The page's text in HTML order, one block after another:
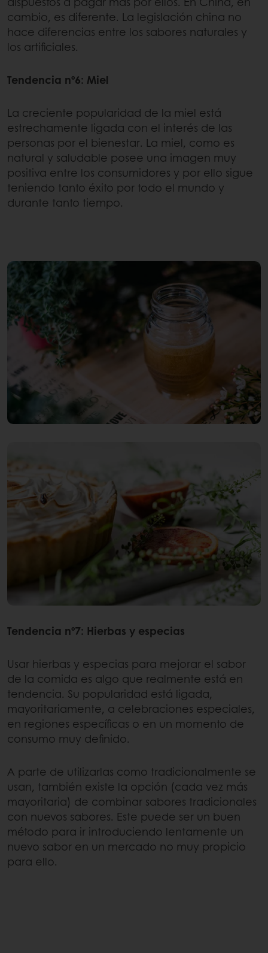
cambio, es diferente. La legislación china no
hace diferencias entre los sabores naturales y
los artificiales.
Tendencia nº6: Miel
La creciente popularidad de la miel está
estrechamente ligada con el interés de las
personas por el bienestar. La miel, como es
natural y saludable posee una imagen muy
positiva entre los consumidores y por ello sigue
teniendo tanto éxito por todo el mundo y
durante tanto tiempo.
Tendencia nº7: Hierbas y especias
Usar hierbas y especias para mejorar el sabor
de la comida es algo que realmente está en
tendencia. Su popularidad está ligada,
mayoritariamente, a celebraciones especiales,
en regiones específicas o en un momento de
consumo muy definido.
A parte de utilizarlas como tradicionalmente se
usan, también existe la opción (cada vez más
mayoritaria) de combinar sabores tradicionales
con nuevos sabores. Este puede ser un buen
método para ir introduciendo lentamente un
nuevo sabor en un mercado no muy propicio
para ello.